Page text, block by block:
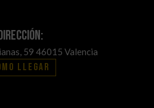
59 46015 Valencia
llegar